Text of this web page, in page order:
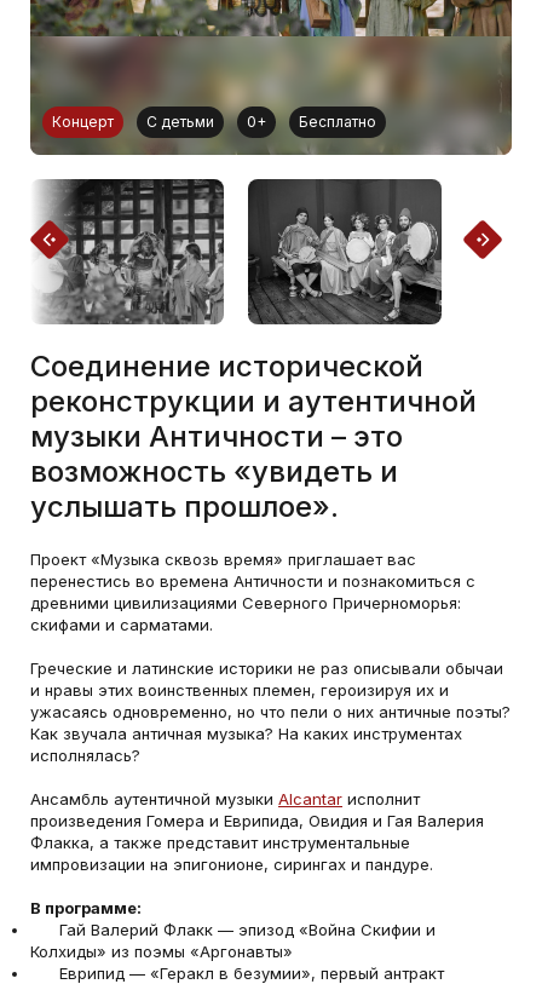
Концерт С детьми 0+ Бесплатно
Соединение исторической
реконструкции и аутентичной
музыки Античности – это
возможность «увидеть и
услышать прошлое».
Проект «Музыка сквозь время» приглашает вас
перенестись во времена Античности и познакомиться с
древними цивилизациями Северного Причерноморья:
скифами и сарматами.
Греческие и латинские историки не раз описывали обычаи
и нравы этих воинственных племен, героизируя их и
ужасаясь одновременно, но что пели о них античные поэты?
Как звучала античная музыка? На каких инструментах
исполнялась?
Ансамбль аутентичной музыки Alcantar исполнит
произведения Гомера и Еврипида, Овидия и Гая Валерия
Флакка, а также представит инструментальные
импровизации на эпигонионе, сирингах и пандуре.
В программе:
Гай Валерий Флакк — эпизод «Война Скифии и
Колхиды» из поэмы «Аргонавты»
Еврипид — «Геракл в безумии», первый антракт